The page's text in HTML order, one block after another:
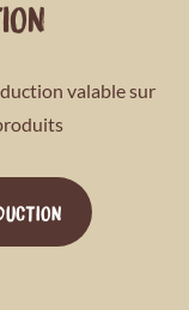
valable sur